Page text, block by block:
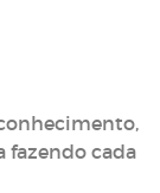
fazendo cada